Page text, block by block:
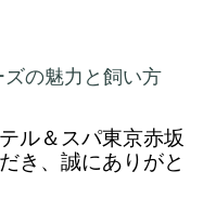
の魅力と飼い方
ル＆スパ東京赤坂
き、誠にありがと